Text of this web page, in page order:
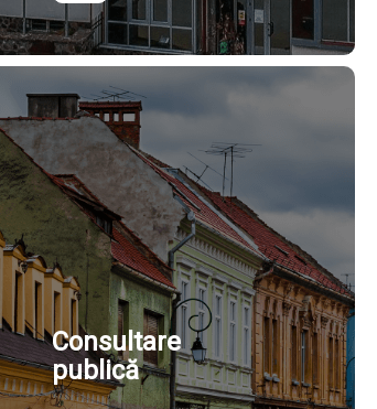
Consultare
publică